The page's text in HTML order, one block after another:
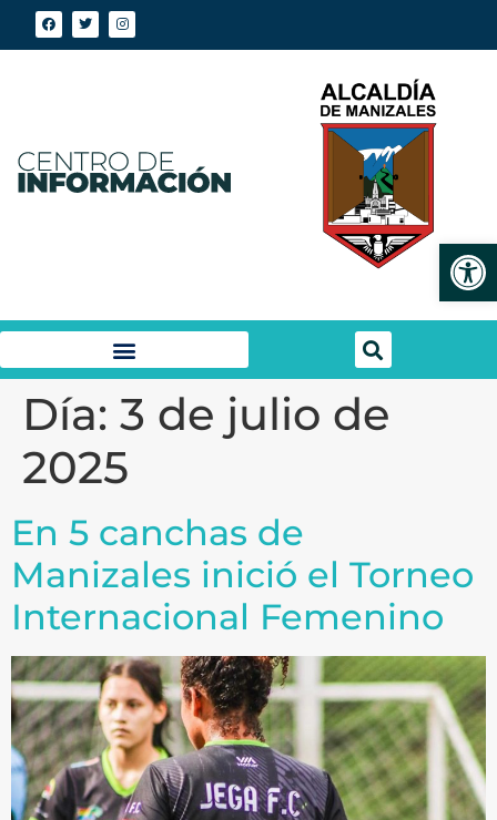
Día: 3 de julio de
2025
En 5 canchas de
Manizales inició el Torneo
Internacional Femenino